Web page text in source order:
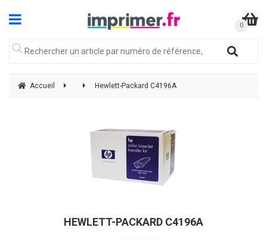
Accueil Hewlett-Packard C4196A
HEWLETT-PACKARD C4196A